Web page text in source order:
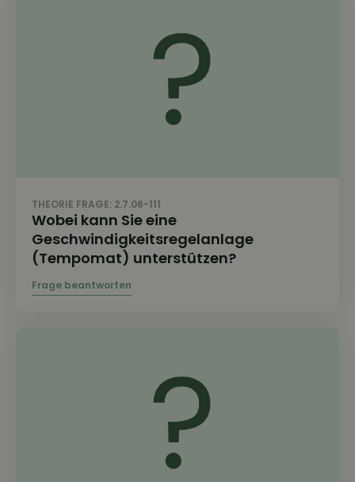
THEORIE FRAGE: 2.7.06-111
Wobei kann Sie eine
Geschwindigkeitsregelanlage
(Tempomat) unterstützen?